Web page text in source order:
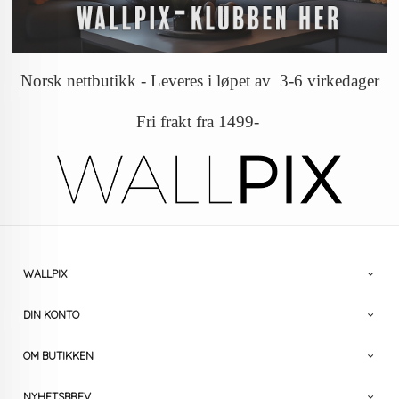
Norsk nettbutikk - Leveres i løpet av 3-6 virkedager
Fri frakt fra 1499-
WALLPIX
DIN KONTO
OM BUTIKKEN